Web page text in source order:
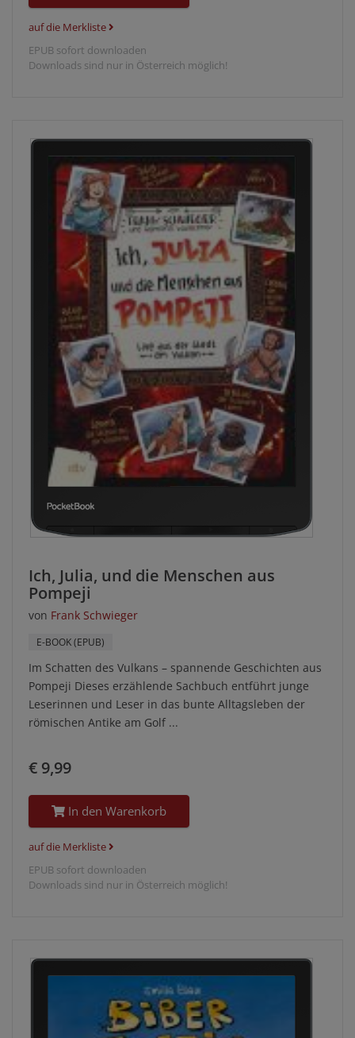
auf die Merkliste
EPUB sofort downloaden
Downloads sind nur in Österreich möglich!
Ich, Julia, und die Menschen aus
Pompeji
von Frank Schwieger
E-BOOK (EPUB)
Im Schatten des Vulkans – spannende Geschichten aus
Pompeji Dieses erzählende Sachbuch entführt junge
Leserinnen und Leser in das bunte Alltagsleben der
römischen Antike am Golf ...
€ 9,99
In den Warenkorb
auf die Merkliste
EPUB sofort downloaden
Downloads sind nur in Österreich möglich!